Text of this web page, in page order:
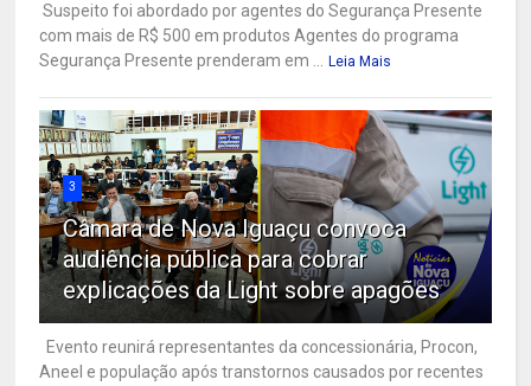
Suspeito foi abordado por agentes do Segurança Presente
com mais de R$ 500 em produtos Agentes do programa
Segurança Presente prenderam em ... Leia Mais
3
Câmara de Nova Iguaçu convoca
audiência pública para cobrar
explicações da Light sobre apagões
Evento reunirá representantes da concessionária, Procon,
Aneel e população após transtornos causados por recentes